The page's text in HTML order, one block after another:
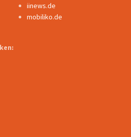
iinews.de
mobiliko.de